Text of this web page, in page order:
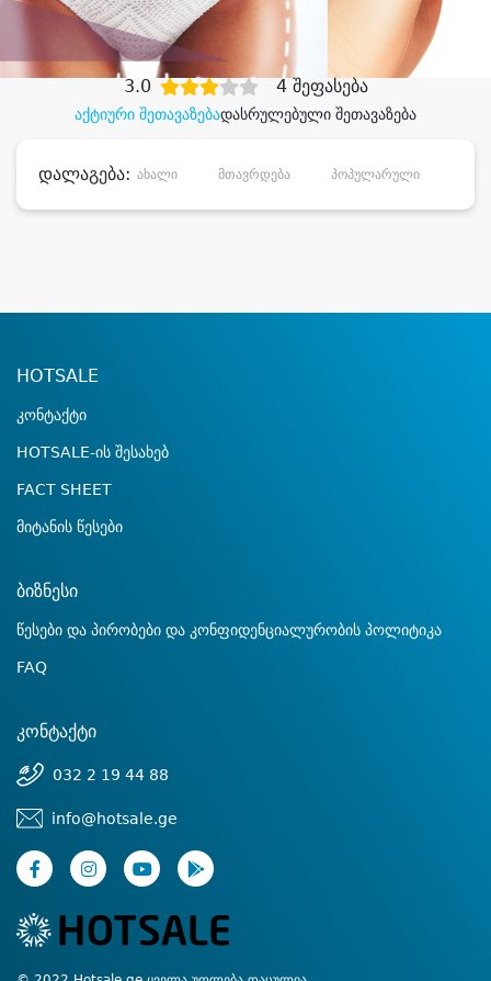
დიდი დანაზოგით
აქტიური შეთავაზებადასრულებული შეთავაზება
3.0 4 შეფასება
დალაგება: ახალი მთავრდება პოპულარული
HOTSALE
კონტაქტი
HOTSALE-ის შესახებ
FACT SHEET
მიტანის წესები
ბიზნესი
წესები და პირობები და კონფიდენციალურობის პოლიტიკა
FAQ
კონტაქტი
032 2 19 44 88
info@hotsale.ge